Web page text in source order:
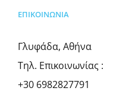
ΕΠΙΚΟΙΝΩΝΊΑ
Γλυφάδα, Αθήνα
Τηλ. Επικοινωνίας :
+30 6982827791